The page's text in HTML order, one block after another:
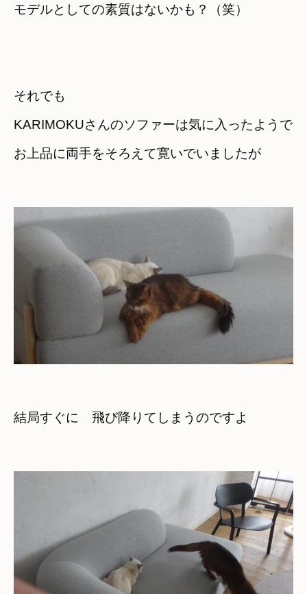
モデルとしての素質はないかも？（笑）
それでも
KARIMOKUさんのソファーは気に入ったようで
お上品に両手をそろえて寛いでいましたが
結局すぐに　飛び降りてしまうのですよ